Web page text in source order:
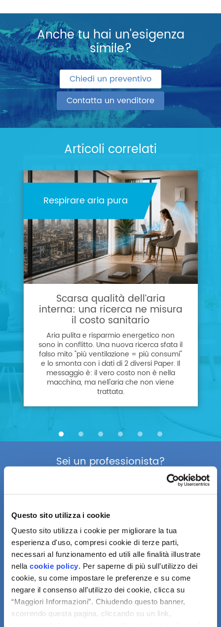
Questo sito utilizza i cookie
Questo sito utilizza i cookie per migliorare la tua
esperienza d'uso, compresi cookie di terze parti,
necessari al funzionamento ed utili alle finalità illustrate
nella cookie policy. Per saperne di più sull’utilizzo dei
cookie, su come impostare le preferenze e su come
negare il consenso all’utilizzo dei cookie, clicca su
“Maggiori Informazioni”. Chiudendo questo banner,
scorrendo questa pagina, cliccando su un link,
Anche tu hai un'esigenza
simile?
Chiedi un preventivo
Contatta un venditore
Articoli correlati
Respirare aria pura
Scarsa qualità dell’aria
interna: una ricerca ne misura
il costo sanitario
Aria pulita e risparmio energetico non
sono in conflitto. Una nuova ricerca sfata il
falso mito "più ventilazione = più consumi"
e lo smonta con i dati di 2 diversi Paper. Il
messaggio è: il vero costo non è nella
macchina, ma nell'aria che non viene
trattata.
Sei un professionista?
Se sei interessato a rivendere i nostri prodotti o sei
un installatore professionista puoi chiedere una
consulenza
Registrati ora